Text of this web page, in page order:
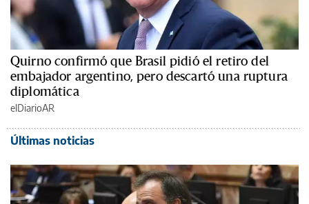
Quirno confirmó que Brasil pidió el retiro del
embajador argentino, pero descartó una ruptura
diplomática
elDiarioAR
Últimas noticias